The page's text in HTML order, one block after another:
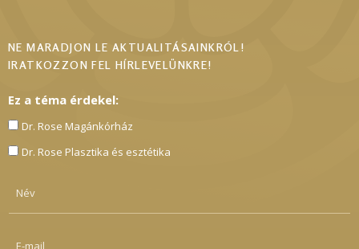
NE MARADJON LE AKTUALITÁSAINKRÓL!
IRATKOZZON FEL HÍRLEVELÜNKRE!
Ez a téma érdekel:
Dr. Rose Magánkórház
Dr. Rose Plasztika és esztétika